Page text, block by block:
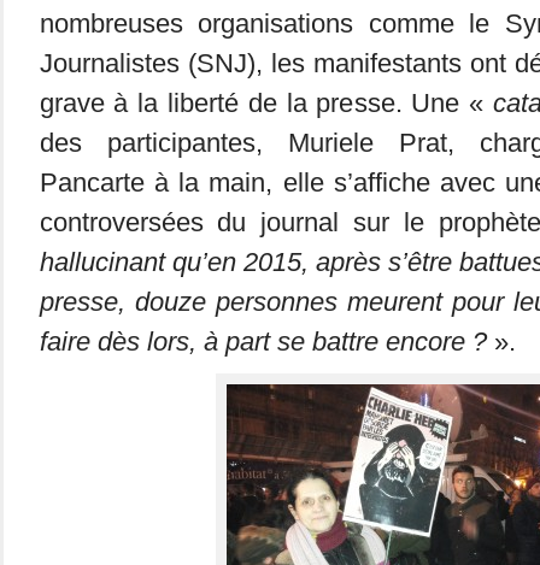
nombreuses organisations comme le
Journalistes (SNJ), les manifestants ont
grave à la liberté de la presse. Une «
des participantes, Muriele Prat,
Pancarte à la main, elle s’affiche avec
controversées du journal sur le
hallucinant qu’en 2015, après s’être
presse, douze personnes meurent pour
faire dès lors, à part se battre encore ?».